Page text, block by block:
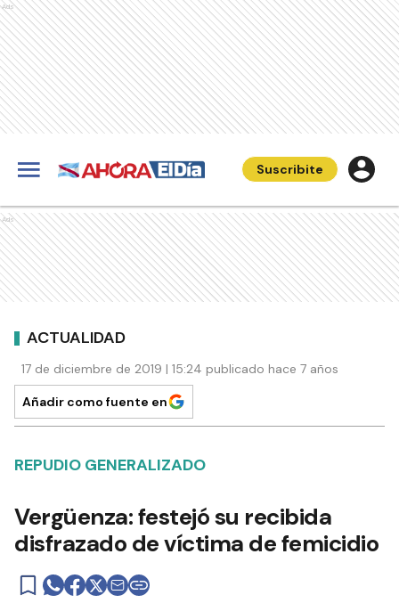
Ads
Suscribite
Ads
ACTUALIDAD
17 de diciembre de 2019 | 15:24 publicado hace 7 años
Añadir como fuente en
REPUDIO GENERALIZADO
Vergüenza: festejó su recibida
disfrazado de víctima de femicidio